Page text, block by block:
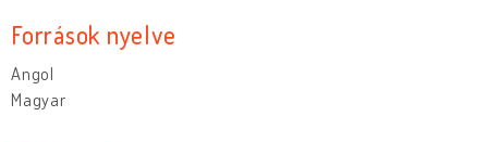
Források nyelve
Angol
Magyar